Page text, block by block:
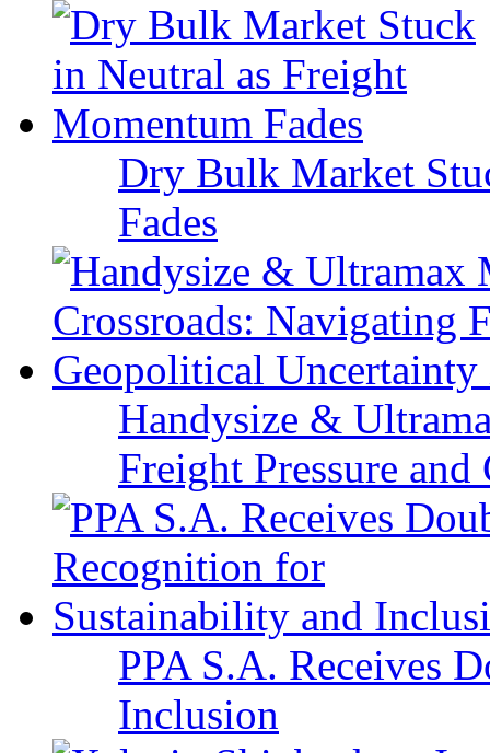
Dry Bulk Market
Fades
Handysize &
Freight Pressure
PPA S.A. Receives
Inclusion